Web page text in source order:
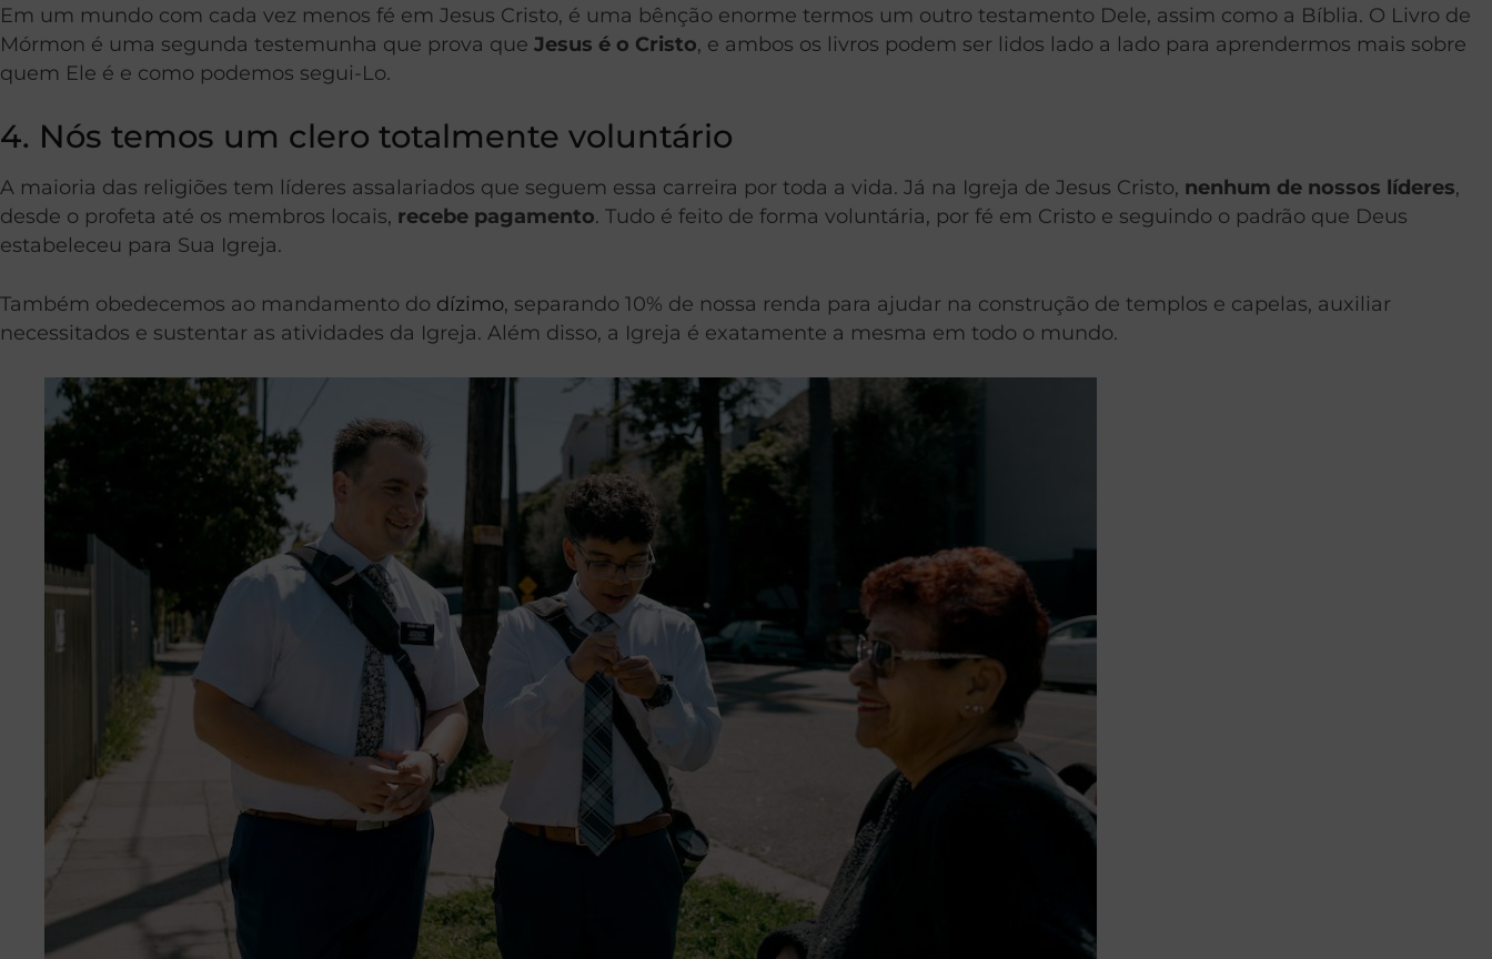
Em um mundo com cada vez menos fé em Jesus Cristo, é uma bênção enorme termos um outro testamento Dele, assim como a Bíblia. O Livro de
Mórmon é uma segunda testemunha que prova que Jesus é o Cristo, e ambos os livros podem ser lidos lado a lado para aprendermos mais sobre
quem Ele é e como podemos segui-Lo.
4. Nós temos um clero totalmente voluntário
A maioria das religiões tem líderes assalariados que seguem essa carreira por toda a vida. Já na Igreja de Jesus Cristo, nenhum de nossos líderes,
desde o profeta até os membros locais, recebe pagamento. Tudo é feito de forma voluntária, por fé em Cristo e seguindo o padrão que Deus
estabeleceu para Sua Igreja.
Também obedecemos ao mandamento do dízimo, separando 10% de nossa renda para ajudar na construção de templos e capelas, auxiliar
necessitados e sustentar as atividades da Igreja. Além disso, a Igreja é exatamente a mesma em todo o mundo.